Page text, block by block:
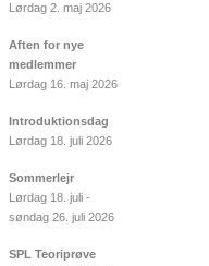
Lørdag 2. maj 2026
Aften for nye
medlemmer
Lørdag 16. maj 2026
Introduktionsdag
Lørdag 18. juli 2026
Sommerlejr
Lørdag 18. juli -
søndag 26. juli 2026
SPL Teoriprøve